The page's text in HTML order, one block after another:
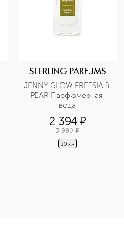
STERLING PARFUMS
JENNY GLOW FREESIA &
PEAR Парфюмерная
вода
2 394¤
3 990 ¤
30 мл